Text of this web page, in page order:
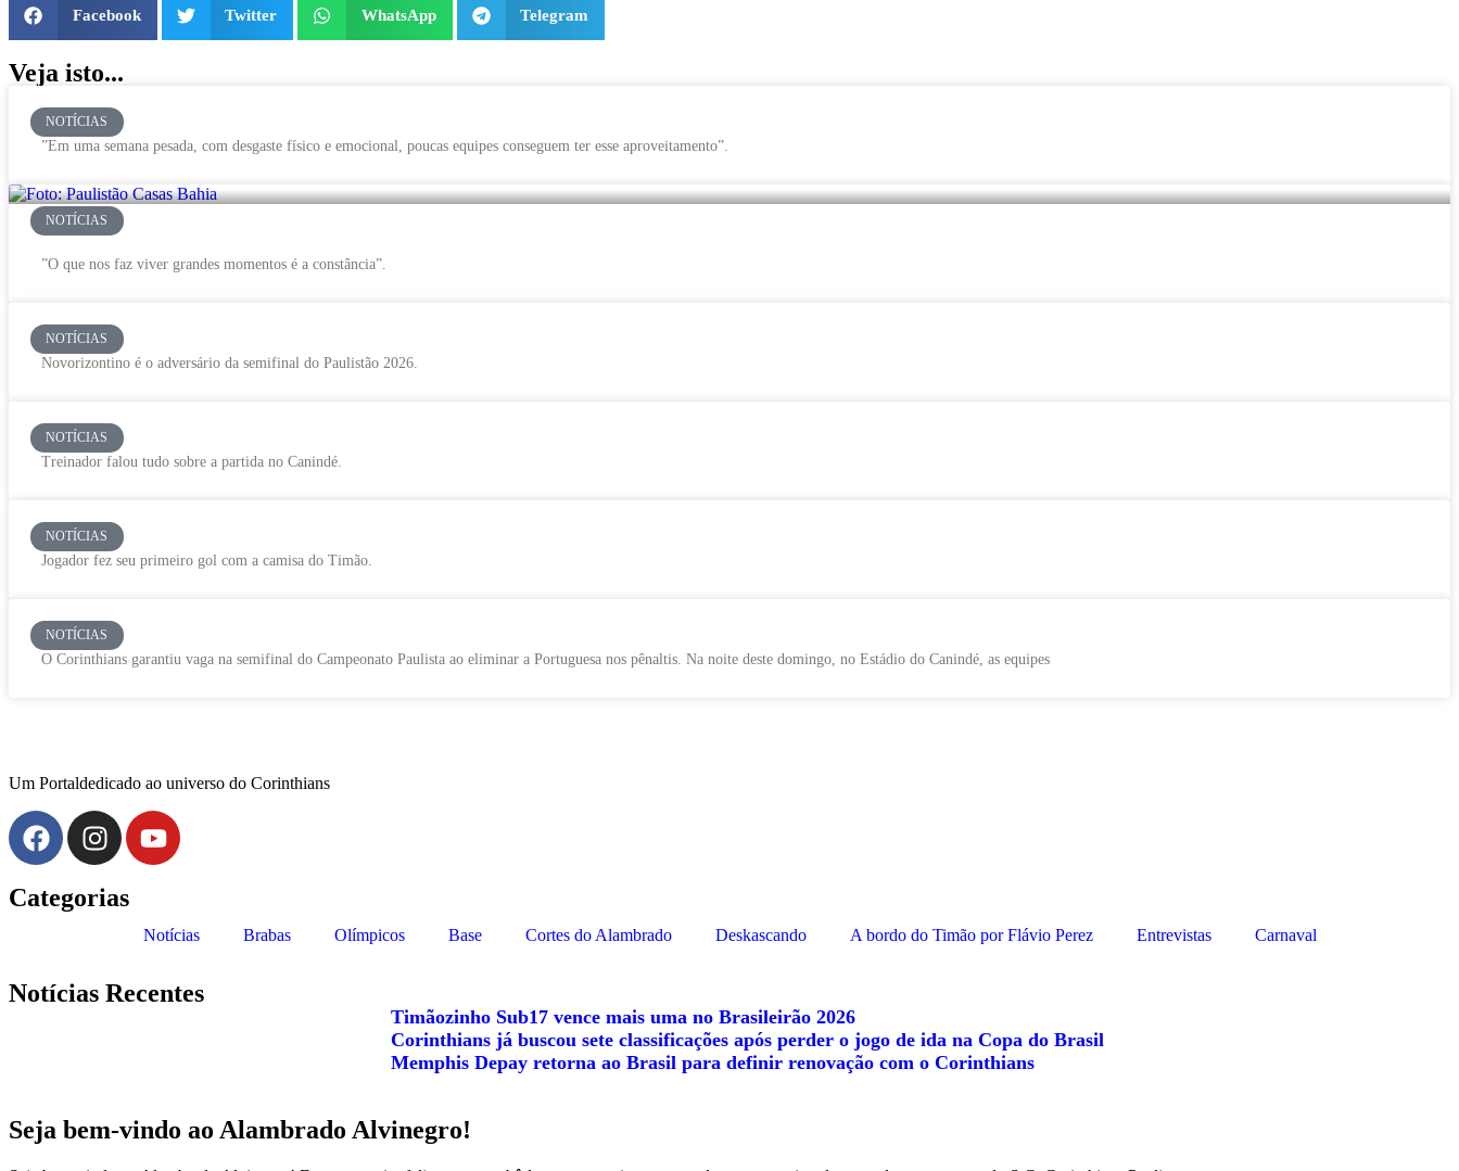
Facebook Twitter WhatsApp Telegram
Veja isto...
NOTÍCIAS
”Em uma semana pesada, com desgaste físico e emocional, poucas equipes conseguem ter esse aproveitamento”.
NOTÍCIAS
”O que nos faz viver grandes momentos é a constância”.
NOTÍCIAS
Novorizontino é o adversário da semifinal do Paulistão 2026.
NOTÍCIAS
Treinador falou tudo sobre a partida no Canindé.
NOTÍCIAS
Jogador fez seu primeiro gol com a camisa do Timão.
NOTÍCIAS
O Corinthians garantiu vaga na semifinal do Campeonato Paulista ao eliminar a Portuguesa nos pênaltis. Na noite deste domingo, no Estádio do Canindé, as equipes
Um Portaldedicado ao universo do Corinthians
Categorias
Notícias Brabas Olímpicos Base Cortes do Alambrado Deskascando A bordo do Timão por Flávio Perez Entrevistas Carnaval
Notícias Recentes
Timãozinho Sub17 vence mais uma no Brasileirão 2026
Corinthians já buscou sete classificações após perder o jogo de ida na Copa do Brasil
Memphis Depay retorna ao Brasil para definir renovação com o Corinthians
Seja bem-vindo ao Alambrado Alvinegro!